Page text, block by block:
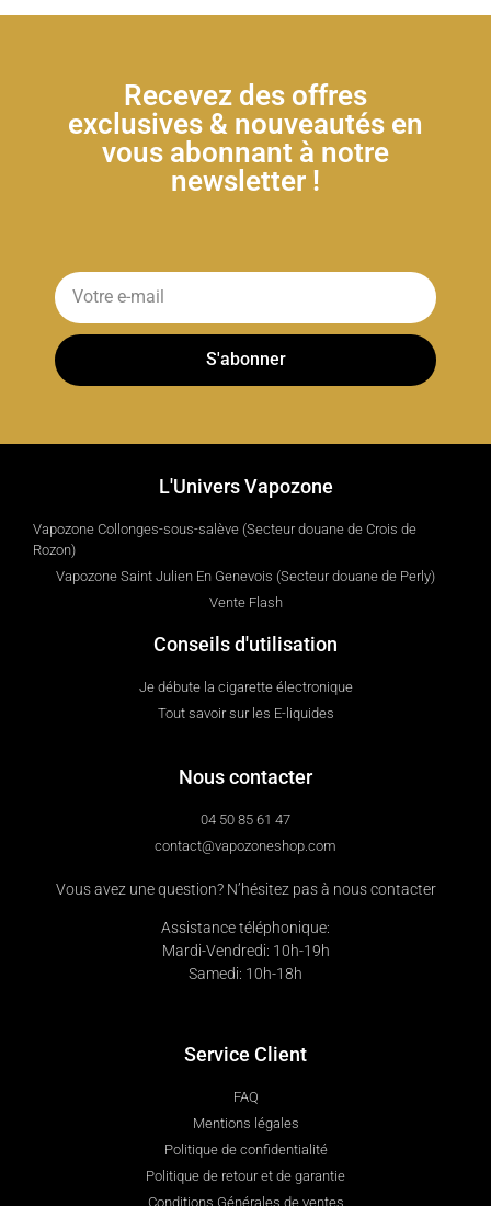
Recevez des offres
exclusives & nouveautés en
vous abonnant à notre
newsletter !
S'abonner
L'Univers Vapozone
Vapozone Collonges-sous-salève (Secteur douane de Crois de
Rozon)
Vapozone Saint Julien En Genevois (Secteur douane de Perly)
Vente Flash
Conseils d'utilisation
Je débute la cigarette électronique
Tout savoir sur les E-liquides
Nous contacter
04 50 85 61 47
contact@vapozoneshop.com
Vous avez une question? N’hésitez pas à nous contacter
Assistance téléphonique:
Mardi-Vendredi: 10h-19h
Samedi: 10h-18h
Service Client
FAQ
Mentions légales
Politique de confidentialité
Politique de retour et de garantie
Conditions Générales de ventes